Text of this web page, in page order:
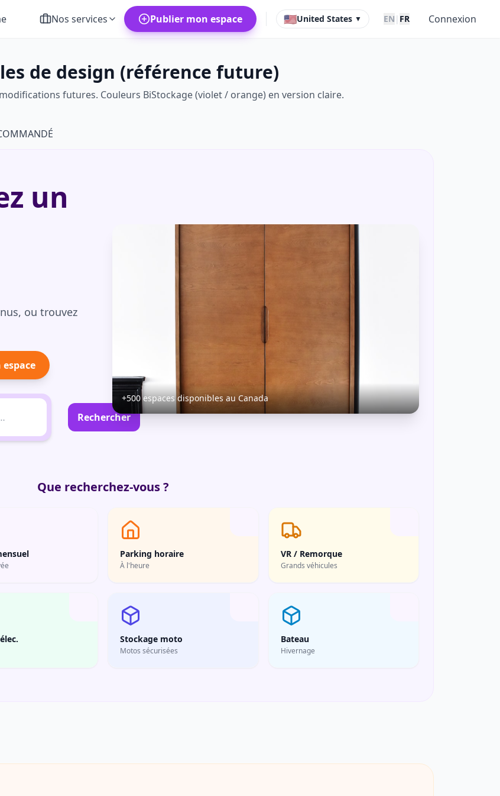
Nos services Publier mon espace 🇺🇸United States ▼ EN | FR Connexion
de design (référence future)
futures. Couleurs BiStockage (violet / orange) en version claire.
un
ou trouvez
Rechercher
+500 espaces disponibles au Canada
Que recherchez-vous ?
Parking horaire
À l'heure
VR / Remorque
Grands véhicules
Stockage moto
Motos sécurisées
Bateau
Hivernage